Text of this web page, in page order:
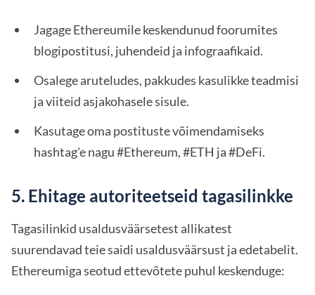
Jagage Ethereumile keskendunud foorumites
blogipostitusi, juhendeid ja infograafikaid.
Osalege aruteludes, pakkudes kasulikke teadmisi
ja viiteid asjakohasele sisule.
Kasutage oma postituste võimendamiseks
hashtag'e nagu #Ethereum, #ETH ja #DeFi.
5. Ehitage autoriteetseid tagasilinkke
Tagasilinkid usaldusväärsetest allikatest
suurendavad teie saidi usaldusväärsust ja edetabelit.
Ethereumiga seotud ettevõtete puhul keskenduge: